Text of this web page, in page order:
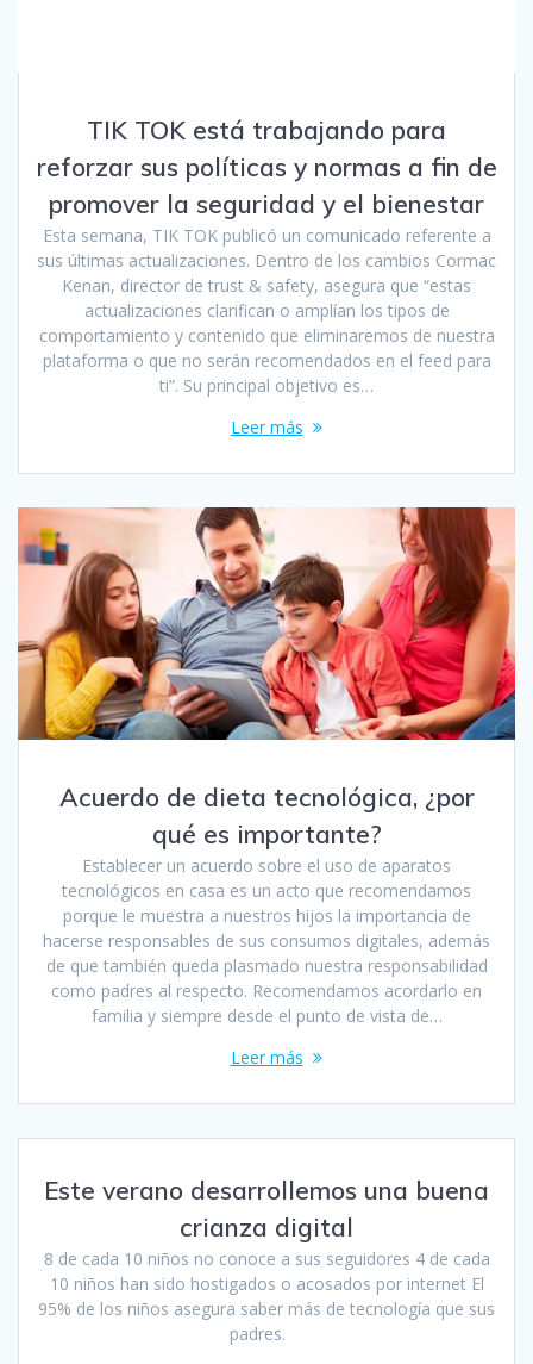
TIK TOK está trabajando para
reforzar sus políticas y normas a fin de
promover la seguridad y el bienestar
Esta semana, TIK TOK publicó un comunicado referente a
sus últimas actualizaciones. Dentro de los cambios Cormac
Kenan, director de trust & safety, asegura que “estas
actualizaciones clarifican o amplían los tipos de
comportamiento y contenido que eliminaremos de nuestra
plataforma o que no serán recomendados en el feed para
ti”. Su principal objetivo es…
Leer más
Acuerdo de dieta tecnológica, ¿por
qué es importante?
Establecer un acuerdo sobre el uso de aparatos
tecnológicos en casa es un acto que recomendamos
porque le muestra a nuestros hijos la importancia de
hacerse responsables de sus consumos digitales, además
de que también queda plasmado nuestra responsabilidad
como padres al respecto. Recomendamos acordarlo en
familia y siempre desde el punto de vista de…
Leer más
Este verano desarrollemos una buena
crianza digital
8 de cada 10 niños no conoce a sus seguidores 4 de cada
10 niños han sido hostigados o acosados por internet El
95% de los niños asegura saber más de tecnología que sus
padres.